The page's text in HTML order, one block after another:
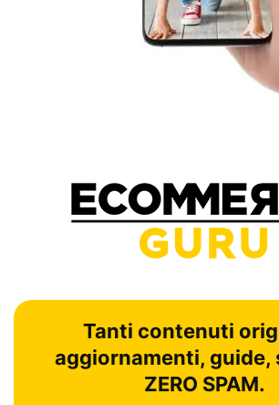
Tanti contenuti
aggiornamenti, guide,
ZERO SPAM.